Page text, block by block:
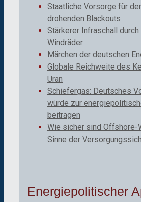
Staatliche Vorsorge für
drohenden Blackouts
Stärkerer Infraschall
Windräder
Märchen der deutschen
Globale Reichweite des
Uran
Schiefergas: Deutsches
würde zur
beitragen
Wie sicher sind Offshore-
Sinne der
Energiepolitischer